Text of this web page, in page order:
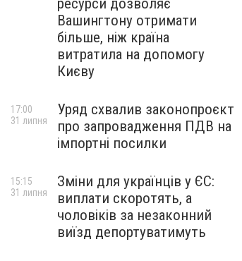
ресурси дозволяє
Вашингтону отримати
більше, ніж країна
витратила на допомогу
Києву
Уряд схвалив законопроєкт
про запровадження ПДВ на
імпортні посилки
17:00
31 липня
Зміни для українців у ЄС:
виплати скоротять, а
чоловіків за незаконний
виїзд депортуватимуть
15:15
31 липня